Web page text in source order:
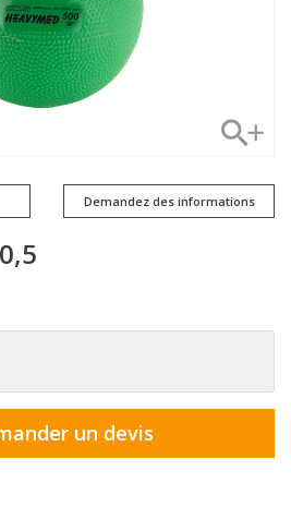
Demandez des informations
un devis